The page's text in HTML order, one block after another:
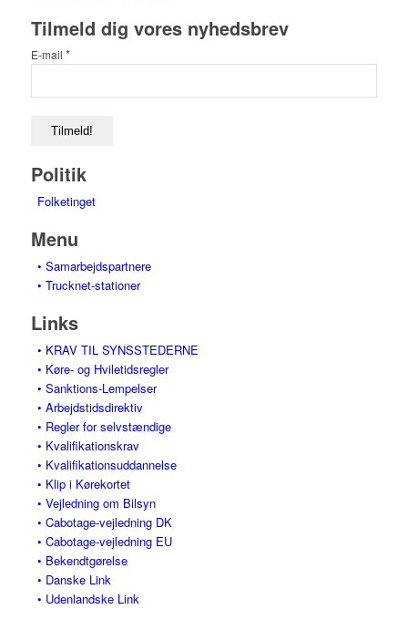
Tilmeld dig vores nyhedsbrev
E-mail *
Politik
Folketinget
Menu
• Samarbejdspartnere
• Trucknet-stationer
Links
• KRAV TIL SYNSSTEDERNE
• Køre- og Hviletidsregler
• Sanktions-Lempelser
• Arbejdstidsdirektiv
• Regler for selvstændige
• Kvalifikationskrav
• Kvalifikationsuddannelse
• Klip i Kørekortet
• Vejledning om Bilsyn
• Cabotage-vejledning DK
• Cabotage-vejledning EU
• Bekendtgørelse
• Danske Link
• Udenlandske Link